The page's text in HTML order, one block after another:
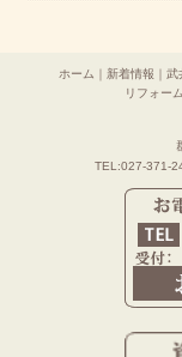
ホーム 新着情報 武
リフォーム
TEL:027-371-